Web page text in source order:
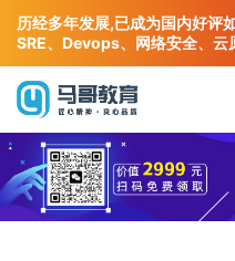
历经多年发展,已成为国内好评
SRE、Devops、网络安全、
业人才培训机构!